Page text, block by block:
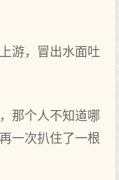
游，冒出‌水面吐
那个人不知道哪
一次扒住了一根